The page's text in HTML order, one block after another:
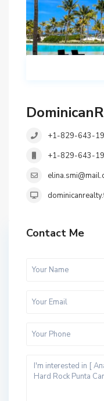
+1-829-643-
+1-829-643-
Contact Me